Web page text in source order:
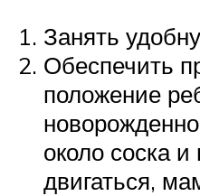
Занять
Обеспечить
положение
около соска
двигаться,